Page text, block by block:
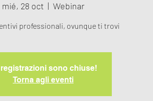
mié, 28 oct
  |
Webinar
professionali, ovunque ti trovi
sono chiuse!
Torna agli eventi